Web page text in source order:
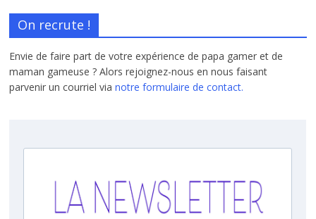
On recrute !
Envie de faire part de votre expérience de papa gamer et de
maman gameuse ? Alors rejoignez-nous en nous faisant
parvenir un courriel vianotre formulaire de contact.